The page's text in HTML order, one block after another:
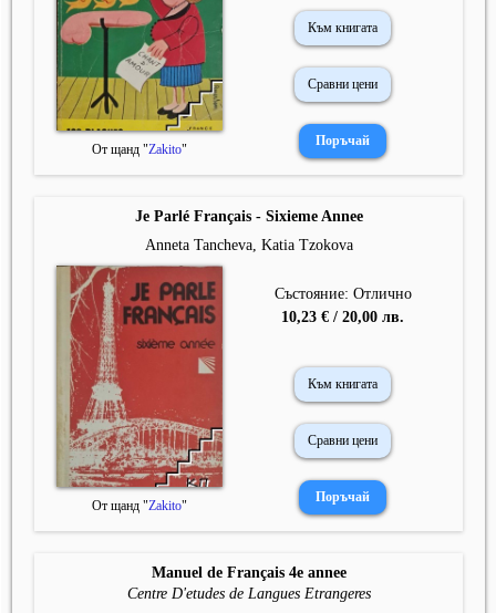
От щанд "Zakito"
Към книгата
Сравни цени
Je Parlé Français - Sixieme Annee
Anneta Tancheva, Katia Tzokova
От щанд "Zakito"
Състояние: Отлично
10,23 € / 20,00 лв.
Към книгата
Сравни цени
Manuel de Français 4e annee
Centre D'etudes de Langues Etrangeres